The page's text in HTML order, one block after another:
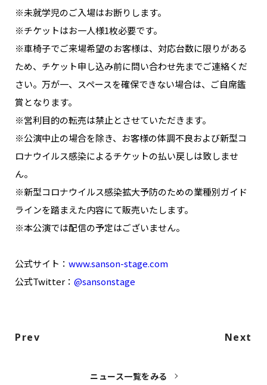
※未就学児のご入場はお断りします。
※チケットはお一人様1枚必要です。
※車椅子でご来場希望のお客様は、対応台数に限りがある
ため、チケット申し込み前に問い合わせ先までご連絡くだ
さい。万が一、スペースを確保できない場合は、ご自席鑑
賞となります。
※営利目的の転売は禁止とさせていただきます。
※公演中止の場合を除き、お客様の体調不良および新型コ
ロナウイルス感染によるチケットの払い戻しは致しませ
ん。
※新型コロナウイルス感染拡大予防のための業種別ガイド
ラインを踏まえた内容にて販売いたします。
※本公演では配信の予定はございません。
公式サイト： www.sanson-stage.com
公式Twitter： @sansonstage
Prev Next
ニュース一覧をみる